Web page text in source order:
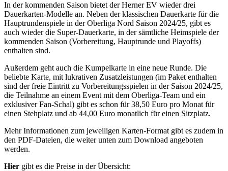
In der kommenden Saison bietet der Herner EV wieder drei
Dauerkarten-Modelle an. Neben der klassischen Dauerkarte für die
Hauptrundenspiele in der Oberliga Nord Saison 2024/25, gibt es
auch wieder die Super-Dauerkarte, in der sämtliche Heimspiele der
kommenden Saison (Vorbereitung, Hauptrunde und Playoffs)
enthalten sind.
Außerdem geht auch die Kumpelkarte in eine neue Runde. Die
beliebte Karte, mit lukrativen Zusatzleistungen (im Paket enthalten
sind der freie Eintritt zu Vorbereitungsspielen in der Saison 2024/25,
die Teilnahme an einem Event mit dem Oberliga-Team und ein
exklusiver Fan-Schal) gibt es schon für 38,50 Euro pro Monat für
einen Stehplatz und ab 44,00 Euro monatlich für einen Sitzplatz.
Mehr Informationen zum jeweiligen Karten-Format gibt es zudem in
den PDF-Dateien, die weiter unten zum Download angeboten
werden.
Hier gibt es die Preise in der Übersicht: